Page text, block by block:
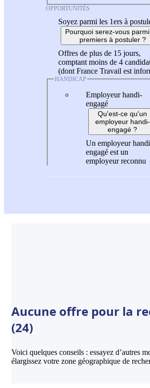
OPPORTUNITÉS
Soyez parmi les 1ers à
Pourquoi serez-vous
premiers à postuler ?
Offres de plus de 15 jours,
comptant moins de 4
(dont France Travail est
HANDICAP
Employeur handi-
engagé
Qu'est-ce qu'un
employeur handi-
engagé ?
Un employeur
engagé est un
employeur reconnu
Aucune offre pour la
(24)
Voici quelques conseils : essayez d’autres
élargissez votre zone géographique de